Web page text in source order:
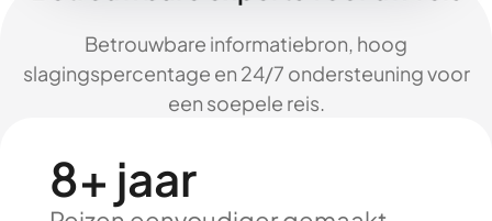
Betrouwbare informatiebron, hoog
slagingspercentage en 24/7 ondersteuning voor
een soepele reis.
8+ jaar